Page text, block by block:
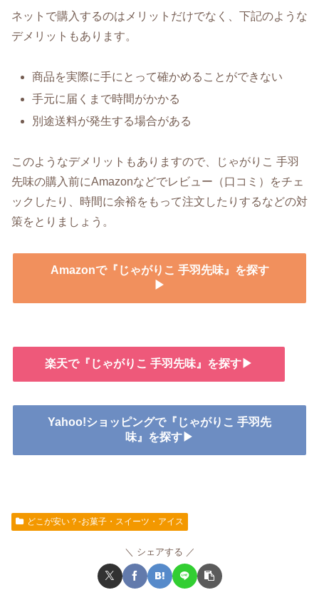
ネットで購入するのはメリットだけでなく、下記のような
デメリットもあります。
商品を実際に手にとって確かめることができない
手元に届くまで時間がかかる
別途送料が発生する場合がある
このようなデメリットもありますので、じゃがりこ 手羽
先味の購入前にAmazonなどでレビュー（口コミ）をチェ
ックしたり、時間に余裕をもって注文したりするなどの対
策をとりましょう。
Amazonで『じゃがりこ 手羽先味』を探す
▶
楽天で『じゃがりこ 手羽先味』を探す▶
Yahoo!ショッピングで『じゃがりこ 手羽先
味』を探す▶
どこが安い？-お菓子・スイーツ・アイス
シェアする